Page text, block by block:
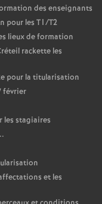
des enseignants
pour les T1/T2
lieux de formation
rackette les
pour la titularisation
février
les stagiaires
et les